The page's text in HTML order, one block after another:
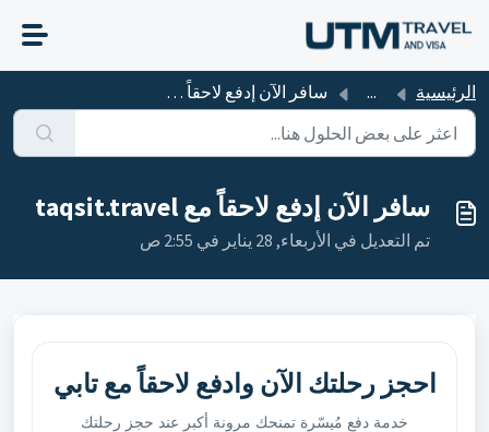
الرئيسية ... سافر الآن إدفع لاحقاً مع taqsit.travel
سافر الآن إدفع لاحقاً مع taqsit.travel
تم التعديل في الأربعاء, 28 يناير في 2:55 ص
احجز رحلتك الآن وادفع لاحقاً معتابي
خدمة دفع مُيسّرة تمنحك مرونة أكبر عند حجز رحلتك